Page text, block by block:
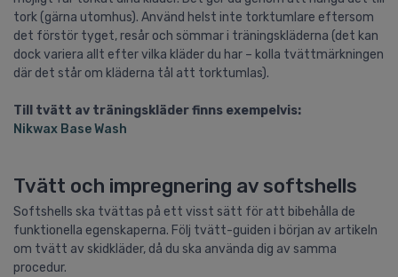
tork (gärna utomhus). Använd helst inte torktumlare eftersom
det förstör tyget, resår och sömmar i träningskläderna (det kan
dock variera allt efter vilka kläder du har – kolla tvättmärkningen
där det står om kläderna tål att torktumlas).
Till tvätt av träningskläder finns exempelvis:
Nikwax Base Wash
Tvätt och impregnering av softshells
Softshells ska tvättas på ett visst sätt för att bibehålla de
funktionella egenskaperna. Följ tvätt-guiden i början av artikeln
om tvätt av skidkläder, då du ska använda dig av samma
procedur.